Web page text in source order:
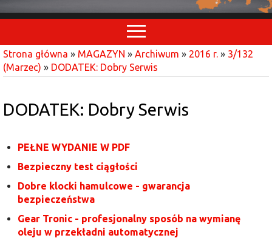
Strona główna » MAGAZYN » Archiwum » 2016 r. » 3/132
(Marzec) » DODATEK: Dobry Serwis
DODATEK: Dobry Serwis
PEŁNE WYDANIE W PDF
Bezpieczny test ciągłości
Dobre klocki hamulcowe - gwarancja
bezpieczeństwa
Gear Tronic - profesjonalny sposób na wymianę
oleju w przekładni automatycznej